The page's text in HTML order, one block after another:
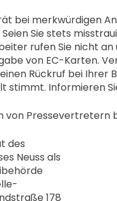
bei merkwürdigen
Seien Sie stets
rufen Sie nicht
von EC-Karten.
Rückruf bei Ihrer
stimmt. Informieren
von Pressevertretern
des
Neuss als
178